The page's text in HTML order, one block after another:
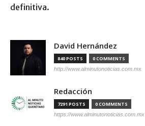
definitiva.
David Hernández
840 POSTS 0 COMMENTS
http://www.alminutonoticias.com.mx
Redacción
7291 POSTS 0 COMMENTS
https://www.alminutonoticias.com.mx